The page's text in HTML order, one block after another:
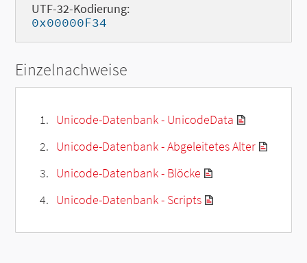
UTF-32-Kodierung:
0x00000F34
Einzelnachweise
Unicode-Datenbank - UnicodeData
Unicode-Datenbank - Abgeleitetes Alter
Unicode-Datenbank - Blöcke
Unicode-Datenbank - Scripts